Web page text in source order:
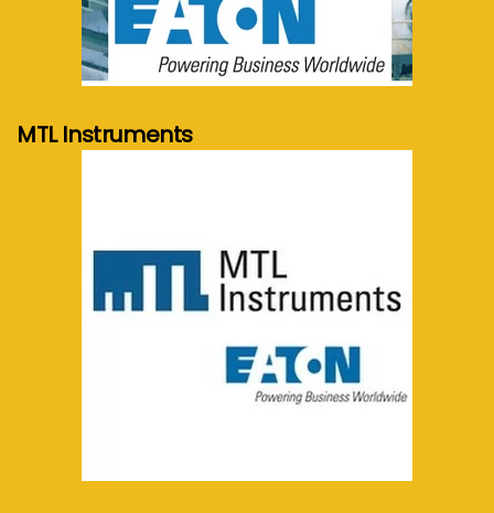
meer info...
MTL Instruments